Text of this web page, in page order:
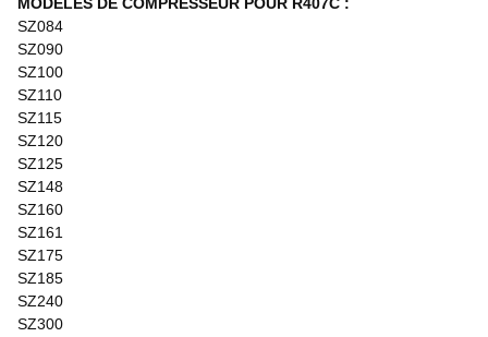
SZ084
SZ090
SZ100
SZ110
SZ115
SZ120
SZ125
SZ148
SZ160
SZ161
SZ175
SZ185
SZ240
SZ300